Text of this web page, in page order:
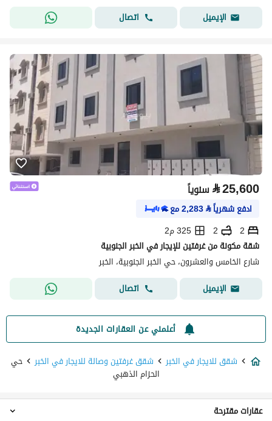
الإيميل
اتصال
⃁25,600 سنوياً
ادفع شهرياً⃁
2,283مع
2
2
325 م2
شقة مكونة من غرفتين للإيجار في الخبر الجنوبية
شارع الخامس والعشرون، حي الخبر الجنوبية، الخبر
الإيميل
اتصال
أعلمني عن العقارات الجديدة
شقق للايجار في الخبر
شقق غرفتين وصالة للايجار في الخبر حي
الحزام الذهبي
عقارات مقترحة